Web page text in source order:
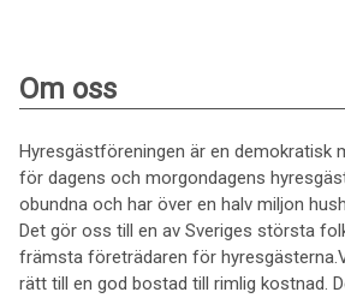
Om oss
Hyresgästföreningen är en demokratisk
för dagens och morgondagens
obundna och har över en halv miljon
Det gör oss till en av Sveriges största
främsta företrädaren för
rätt till en god bostad till rimlig kostnad.